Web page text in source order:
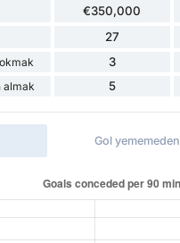
€350,000
27
3
almak 5
Gol yememeden